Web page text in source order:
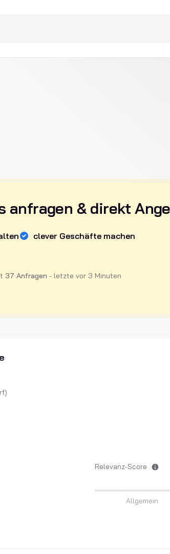
& direkt
clever Geschäfte machen
37 Anfragen - letzte vor 3 Minuten
Relevanz-Score
Allgemein